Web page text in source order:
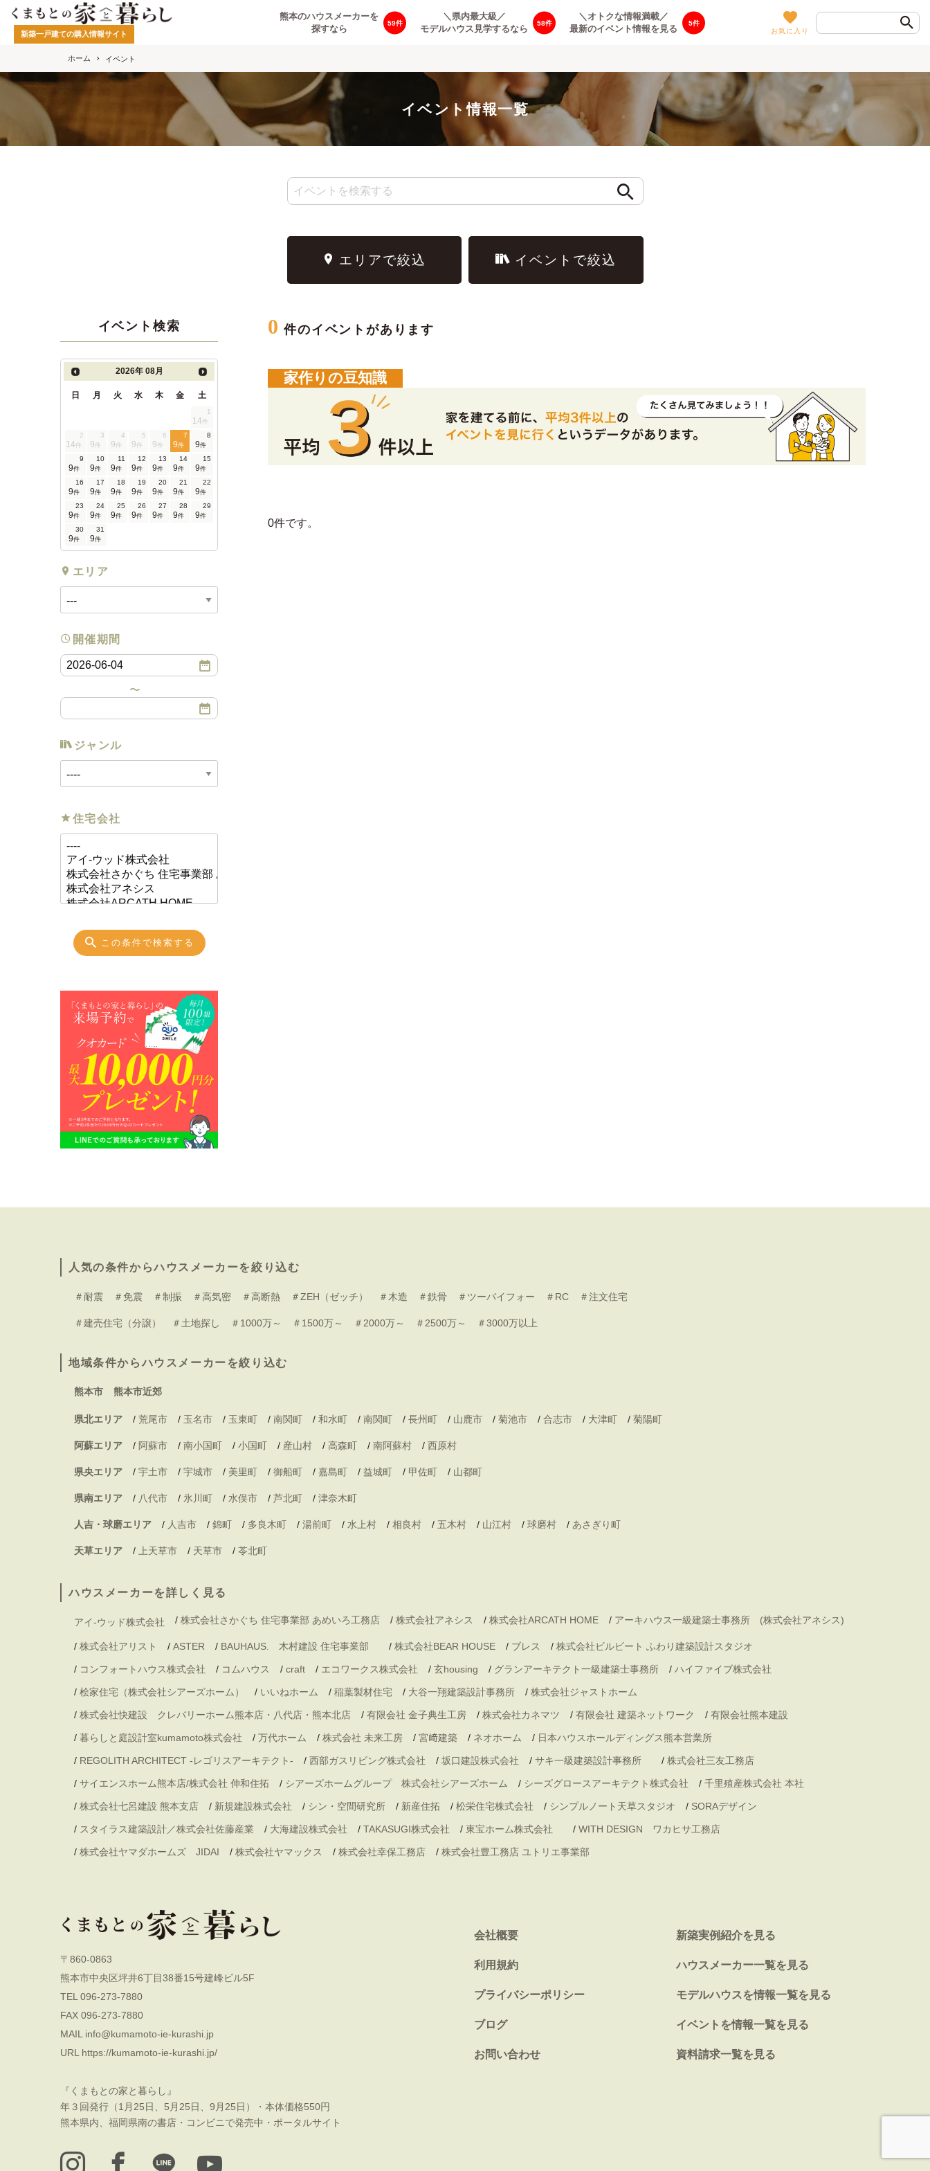
新築一戸建ての購入情報サイト
59
熊本のハウスメーカーを
探すなら
58
＼県内最大級／
モデルハウス見学するなら
5
＼オトクな情報満載／
最新のイベント情報を見る
お気に入り
ホーム イベント
イベント情報一覧
エリアで絞込 イベントで絞込
イベント検索
2026年 08月
日 月 火 水 木 金 土
1
14件
2
14件
3
9件
4
9件
5
9件
6
9件
7
9件
8
9件
9
9件
10
9件
11
9件
12
9件
13
9件
14
9件
15
9件
16
9件
17
9件
18
9件
19
9件
20
9件
21
9件
22
9件
23
9件
24
9件
25
9件
26
9件
27
9件
28
9件
29
9件
30
9件
31
9件
エリア
開催期間
ジャンル
住宅会社
この条件で検索する
0 件のイベントがあります
家作りの豆知識
0件です。
人気の条件からハウスメーカーを絞り込む
＃耐震 ＃免震 ＃制振 ＃高気密 ＃高断熱 ＃ZEH（ゼッチ） ＃木造 ＃鉄骨 ＃ツーバイフォー ＃RC ＃注文住宅
＃建売住宅（分譲） ＃土地探し ＃1000万～ ＃1500万～ ＃2000万～ ＃2500万～ ＃3000万以上
地域条件からハウスメーカーを絞り込む
熊本市 熊本市近郊
県北エリア / 荒尾市 / 玉名市 / 玉東町 / 南関町 / 和水町 / 南関町 / 長州町 / 山鹿市 / 菊池市 / 合志市 / 大津町 / 菊陽町
阿蘇エリア / 阿蘇市 / 南小国町 / 小国町 / 産山村 / 高森町 / 南阿蘇村 / 西原村
県央エリア / 宇土市 / 宇城市 / 美里町 / 御船町 / 嘉島町 / 益城町 / 甲佐町 / 山都町
県南エリア / 八代市 / 氷川町 / 水俣市 / 芦北町 / 津奈木町
人吉・球磨エリア / 人吉市 / 錦町 / 多良木町 / 湯前町 / 水上村 / 相良村 / 五木村 / 山江村 / 球磨村 / あさぎり町
天草エリア / 上天草市 / 天草市 / 苓北町
ハウスメーカーを詳しく見る
アイ-ウッド株式会社 / 株式会社さかぐち 住宅事業部 あめいろ工務店 / 株式会社アネシス / 株式会社ARCATH HOME / アーキハウス一級建築士事務所 (株式会社アネシス)
/ 株式会社アリスト / ASTER / BAUHAUS. 木村建設 住宅事業部 / 株式会社BEAR HOUSE / ブレス / 株式会社ビルビート ふわり建築設計スタジオ
/ コンフォートハウス株式会社 / コムハウス / craft / エコワークス株式会社 / 玄housing / グランアーキテクト一級建築士事務所 / ハイファイブ株式会社
/ 桧家住宅（株式会社シアーズホーム） / いいねホーム / 稲葉製材住宅 / 大谷一翔建築設計事務所 / 株式会社ジャストホーム
/ 株式会社快建設 クレバリーホーム熊本店・八代店・熊本北店 / 有限会社 金子典生工房 / 株式会社カネマツ / 有限会社 建築ネットワーク / 有限会社熊本建設
/ 暮らしと庭設計室kumamoto株式会社 / 万代ホーム / 株式会社 未来工房 / 宮﨑建築 / ネオホーム / 日本ハウスホールディングス熊本営業所
/ REGOLITH ARCHITECT -レゴリスアーキテクト- / 西部ガスリビング株式会社 / 坂口建設株式会社 / サキ一級建築設計事務所 / 株式会社三友工務店
/ サイエンスホーム熊本店/株式会社 伸和住拓 / シアーズホームグループ 株式会社シアーズホーム / シーズグロースアーキテクト株式会社 / 千里殖産株式会社 本社
/ 株式会社七呂建設 熊本支店 / 新規建設株式会社 / シン・空間研究所 / 新産住拓 / 松栄住宅株式会社 / シンプルノート天草スタジオ / SORAデザイン
/ スタイラス建築設計／株式会社佐藤産業 / 大海建設株式会社 / TAKASUGI株式会社 / 東宝ホーム株式会社 / WITH DESIGN ワカヒサ工務店
/ 株式会社ヤマダホームズ JIDAI / 株式会社ヤマックス / 株式会社幸保工務店 / 株式会社豊工務店 ユトリエ事業部
〒860-0863
熊本市中央区坪井6丁目38番15号建峰ビル5F
TEL 096-273-7880
FAX 096-273-7880
MAIL info@kumamoto-ie-kurashi.jp
URL https://kumamoto-ie-kurashi.jp/
『くまもとの家と暮らし』
年３回発行（1月25日、5月25日、9月25日）・本体価格550円
熊本県内、福岡県南の書店・コンビニで発売中・ポータルサイト
会社概要 新築実例紹介を見る
利用規約 ハウスメーカー一覧を見る
プライバシーポリシー モデルハウスを情報一覧を見る
ブログ イベントを情報一覧を見る
お問い合わせ 資料請求一覧を見る